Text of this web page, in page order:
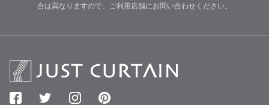
合は異なりますので、ご利用店舗にお問い合わせください。